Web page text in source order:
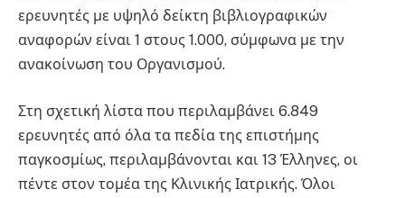
ερευνητές με υψηλό δείκτη βιβλιογραφικών
αναφορών είναι 1 στους 1.000, σύμφωνα με την
ανακοίνωση του Οργανισμού.
Στη σχετική λίστα που περιλαμβάνει 6.849
ερευνητές από όλα τα πεδία της επιστήμης
παγκοσμίως, περιλαμβάνονται και 13 Έλληνες, οι
πέντε στον τομέα της Κλινικής Ιατρικής. Όλοι